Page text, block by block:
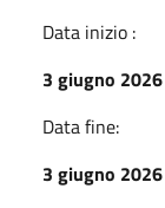
Data inizio :
3 giugno 2026
Data fine:
3 giugno 2026